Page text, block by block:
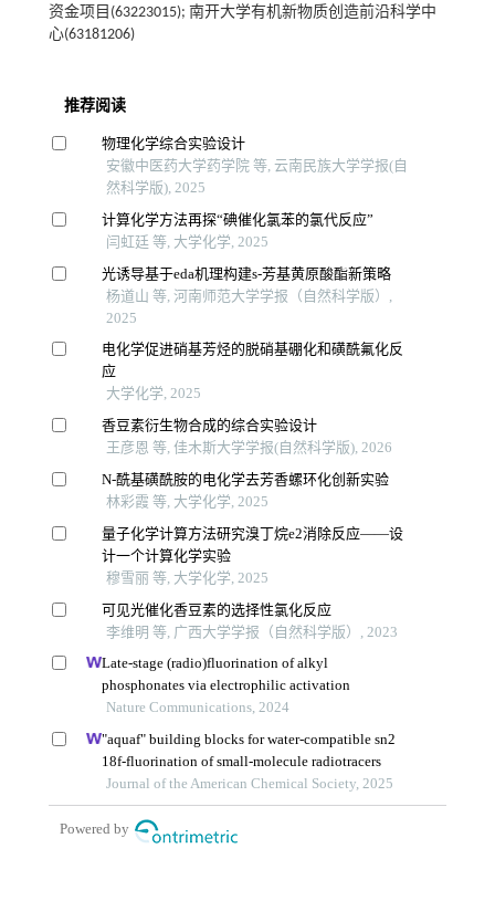
资金项目(63223015); 南开大学有机新物质创造前沿科学中
心(63181206)